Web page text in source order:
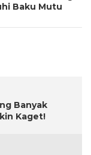
Baku Mutu
Banyak
Kaget!